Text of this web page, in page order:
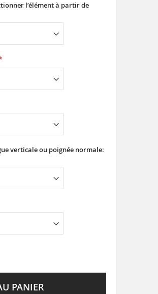
l’élément à partir de
verticale ou poignée normale:
PANIER